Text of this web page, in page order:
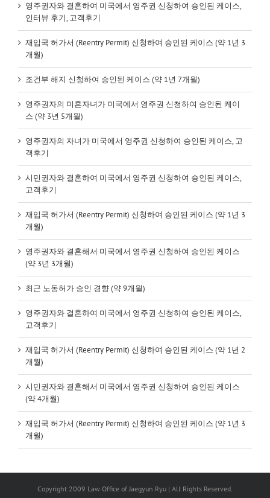
영주권자와 결혼하여 미국에서 영주권 신청하여 승인된 케이스,
인터뷰 후기, 고객후기
재입국 허가서 (Reentry Permit) 신청하여 승인된 케이스 (약 1년 3
개월)
조건부 해지 신청하여 승인된 케이스 (약 1년 7개월)
영주권자의 미혼자녀가 미국에서 영주권 신청하여 승인된 케이
스 (약 3년 5개월)
영주권자의 자녀가 미국에서 영주권 신청하여 승인된 케이스, 고
객후기
시민권자와 결혼하여 미국에서 영주권 신청하여 승인된 케이스,
고객후기
재입국 허가서 (Reentry Permit) 신청하여 승인된 케이스 (약 1년 3
개월)
영주권자와 결혼해서 미국에서 영주권 신청하여 승인된 케이스
(약 3년 3개월)
최근 노동허가 승인 경향 (약 9개월)
영주권자와 결혼하여 미국에서 영주권 신청하여 승인된 케이스,
고객후기
재입국 허가서 (Reentry Permit) 신청하여 승인된 케이스 (약 1년 2
개월)
시민권자와 결혼해서 미국에서 영주권 신청하여 승인된 케이스
(약 4개월)
재입국 허가서 (Reentry Permit) 신청하여 승인된 케이스 (약 1년 3
개월)
Copyright 2009 Law Office of Jaegyun Ryu | All Rights Reserved.